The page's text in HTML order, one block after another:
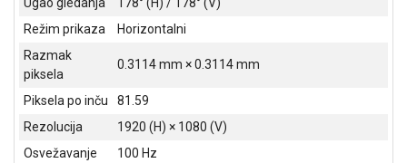
ALAT I
OUTLET
IGRAČKE
Režim prikaza
Horizontalni
Razmak
piksela
0.3114 mm × 0.3114 mm
Piksela po inču
81.59
Rezolucija
1920 (H) × 1080 (V)
Osvežavanje
100 Hz